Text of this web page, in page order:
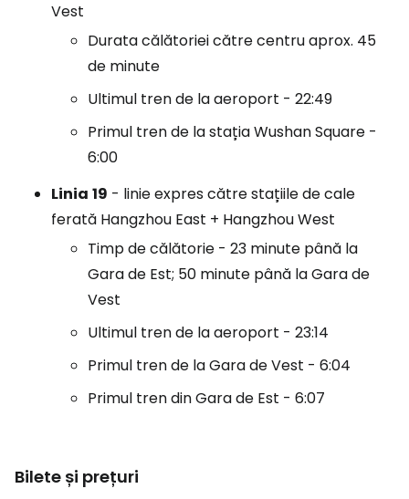
Vest
Durata călătoriei către centru aprox. 45
de minute
Ultimul tren de la aeroport - 22:49
Primul tren de la stația Wushan Square -
6:00
Linia 19 - linie expres către stațiile de cale
ferată Hangzhou East + Hangzhou West
Timp de călătorie - 23 minute până la
Gara de Est; 50 minute până la Gara de
Vest
Ultimul tren de la aeroport - 23:14
Primul tren de la Gara de Vest - 6:04
Primul tren din Gara de Est - 6:07
Bilete și prețuri